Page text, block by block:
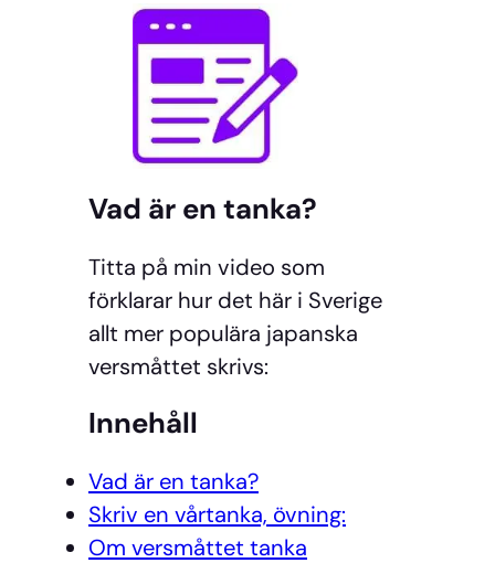
Vad är en tanka?
Titta på min video som
förklarar hur det här i Sverige
allt mer populära japanska
versmåttet skrivs:
Innehåll
Vad är en tanka?
Skriv en vårtanka, övning:
Om versmåttet tanka